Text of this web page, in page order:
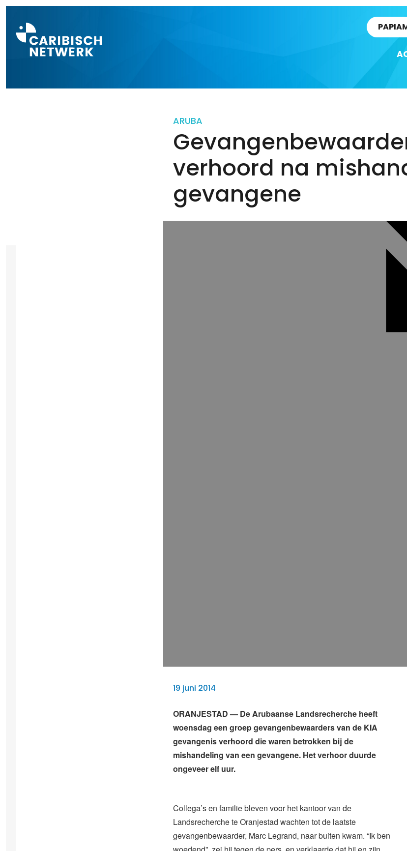
ARUBA
verhoord na
gevangene
19 juni 2014
ORANJESTAD — De Arubaanse Landsrecherche heeft
woensdag een groep gevangenbewaarders van de KIA
gevangenis verhoord die waren betrokken bij de
mishandeling van een gevangene. Het verhoor duurde
ongeveer elf uur.
Collega’s en familie bleven voor het kantoor van de
Landsrecherche te Oranjestad wachten tot de laatste
gevangenbewaarder, Marc Legrand, naar buiten kwam. “Ik ben